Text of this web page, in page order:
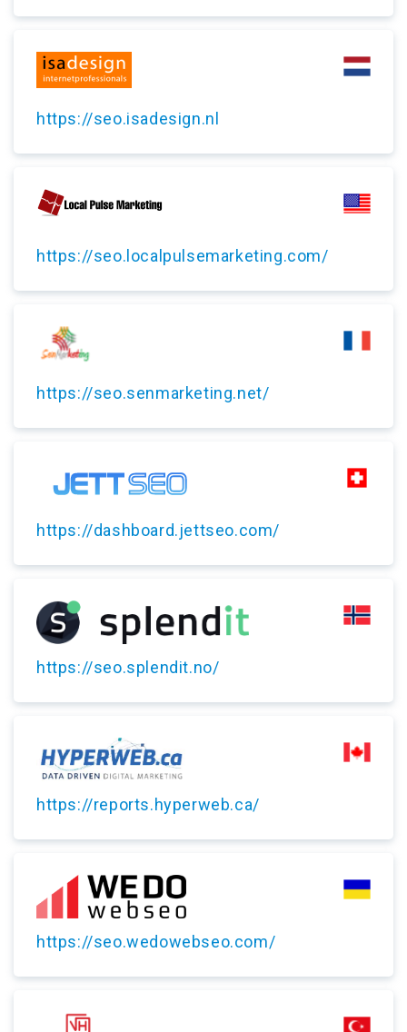
https://seo.isadesign.nl
https://seo.localpulsemarketing.com/
https://seo.senmarketing.net/
https://dashboard.jettseo.com/
https://seo.splendit.no/
https://reports.hyperweb.ca/
https://seo.wedowebseo.com/